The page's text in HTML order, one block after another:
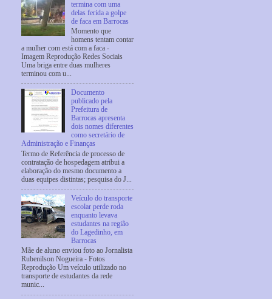
termina com uma
delas ferida a golpe
de faca em Barrocas
Momento que
homens tentam contar
a mulher com está com a faca -
Imagem Reprodução Redes Sociais
Uma briga entre duas mulheres
terminou com u...
Documento
publicado pela
Prefeitura de
Barrocas apresenta
dois nomes diferentes
como secretário de
Administração e Finanças
Termo de Referência de processo de
contratação de hospedagem atribui a
elaboração do mesmo documento a
duas equipes distintas; pesquisa do J...
Veículo do transporte
escolar perde roda
enquanto levava
estudantes na região
do Lagedinho, em
Barrocas
Mãe de aluno enviou foto ao Jornalista
Rubenilson Nogueira - Fotos
Reprodução Um veículo utilizado no
transporte de estudantes da rede
munic...